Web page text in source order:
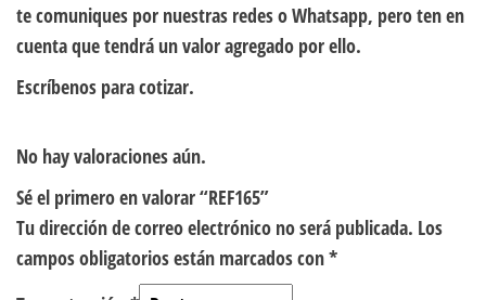
te comuniques por nuestras redes o Whatsapp, pero ten en
cuenta que tendrá un valor agregado por ello.
Escríbenos para cotizar.
No hay valoraciones aún.
Sé el primero en valorar “REF165”
Tu dirección de correo electrónico no será publicada. Los
campos obligatorios están marcados con*